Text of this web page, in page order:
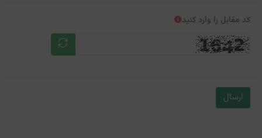
کد مقابل را وارد کنید
ارسال